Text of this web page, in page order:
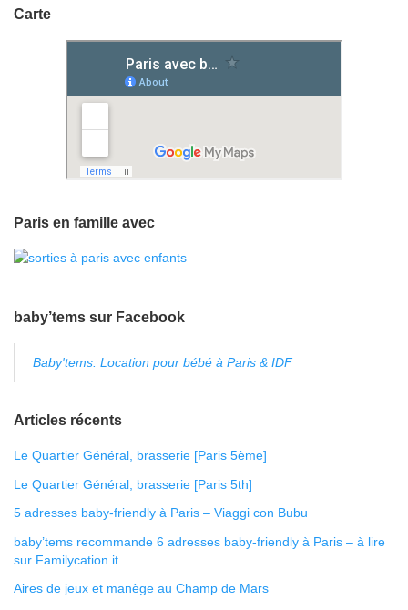
Carte
Paris en famille avec
baby’tems sur Facebook
Baby'tems: Location pour bébé à Paris & IDF
Articles récents
Le Quartier Général, brasserie [Paris 5ème]
Le Quartier Général, brasserie [Paris 5th]
5 adresses baby-friendly à Paris – Viaggi con Bubu
baby’tems recommande 6 adresses baby-friendly à Paris – à lire
sur Familycation.it
Aires de jeux et manège au Champ de Mars